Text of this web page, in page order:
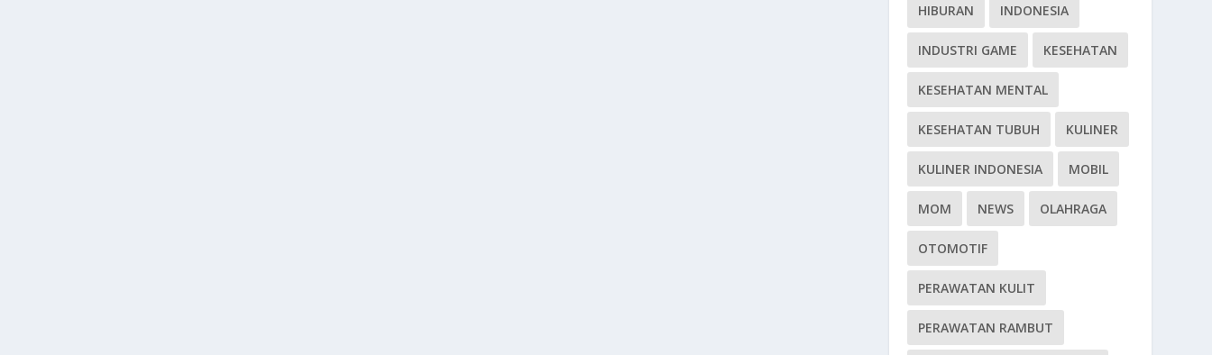
HIBURAN INDONESIA
INDUSTRI GAME KESEHATAN
KESEHATAN MENTAL
KESEHATAN TUBUH KULINER
KULINER INDONESIA MOBIL
MOM NEWS OLAHRAGA
OTOMOTIF
PERAWATAN KULIT
PERAWATAN RAMBUT